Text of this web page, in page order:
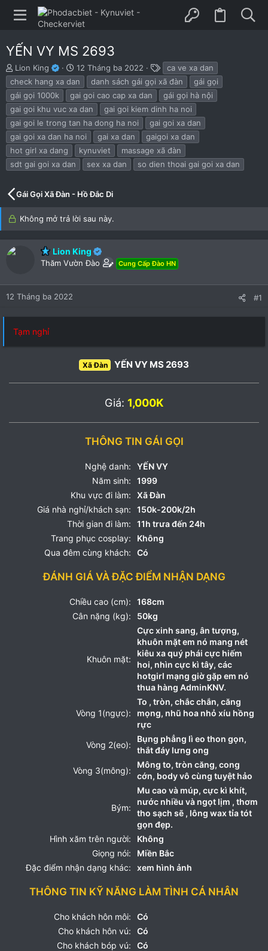
YẾN VY MS 2693
B
ắ
t
đ
ầ
u
Lion King
N
g
à
y
b
ắ
t
đ
ầ
12 Tháng ba 2022
h
ẻ
ca ve xa dan
check hang xa dan
danh sách gái gọi xã đàn
gái gọi
gái gọi 1000k
gai goi cao cap xa dan
gái gọi hà nội
gai goi khu vuc xa dan
gai goi kiem dinh ha noi
gai goi le trong tan ha dong ha noi
gai goi xa dan
gai goi xa dan ha noi
gai xa dan
gaigoi xa dan
hot girl xa dang
kynuviet
massage xã đàn
sdt gai goi xa dan
sex xa dan so dien thoai gai goi xa dan
Gái Gọi Xã Đàn - Hồ Đắc Di
Không mở trả lời sau này.
Lion King
Thăm Vườn Đào Cung Cấp Đào HN
12 Tháng ba 2022 #1
Tạm nghỉ
Xã Đàn YẾN VY MS 2693
Giá: 1,000K
THÔNG TIN GÁI GỌI
Nghệ danh:
YẾN VY
Năm sinh:
1999
Khu vực đi làm:
Xã Đàn
Giá nhà nghỉ/khách sạn:
150k-200k/2h
Thời gian đi làm:
11h trưa đến 24h
Trang phục cosplay:
Không
Qua đêm cùng khách:
Có
ĐÁNH GIÁ VÀ ĐẶC ĐIỂM NHẬN DẠNG
Chiều cao (cm):
168cm
Cân nặng (kg):
50kg
Khuôn mặt:
Cực xinh sang, ân tượng,
khuôn mặt em nó mang nét
kiêu xa quý phái cực hiếm
hoi, nhìn cực kì tây, các
hotgirl mạng giờ gặp em nó
thua hàng AdminKNV.
Vòng 1(ngực):
To , tròn, chắc chắn, căng
mọng, nhũ hoa nhỏ xíu hồng
rực
Vòng 2(eo):
Bụng phẳng lì eo thon gọn,
thắt đáy lưng ong
Vòng 3(mông):
Mông to, tròn căng, cong
cớn, body vô cùng tuyệt hảo
Bým:
Mu cao và múp, cực kì khít,
nước nhiều và ngọt lịm , thơm
tho sạch sẽ , lông wax tỉa tót
gọn đẹp.
Hình xăm trên người:
Không
Giọng nói:
Miền Bắc
Đặc điểm nhận dạng khác:
xem hình ảnh
THÔNG TIN KỸ NĂNG LÀM TÌNH CÁ NHÂN
Cho khách hôn môi:
Có
Cho khách hôn vú:
Có
Cho khách bóp vú:
Có